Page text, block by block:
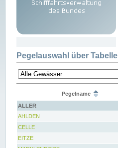
Pegelauswahl über Tabelle
Pegelname
ALLER
AHLDEN
CELLE
EITZE